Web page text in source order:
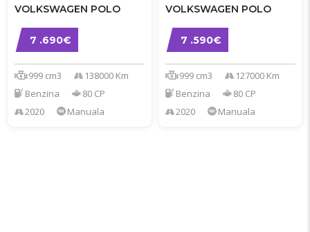
7 .690€
VOLKSWAGEN POLO
999 cm3
138000 Km
Benzina
80 CP
2020
Manuala
7 .590€
VOLKSWAGEN POLO
999 cm3
127000 Km
Benzina
80 CP
2020
Manuala